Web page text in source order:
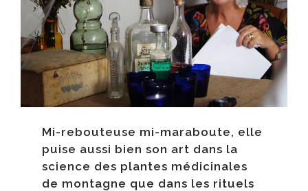
Mi-rebouteuse mi-maraboute, elle
puise aussi bien son art dans la
science des plantes médicinales
de montagne que dans les rituels